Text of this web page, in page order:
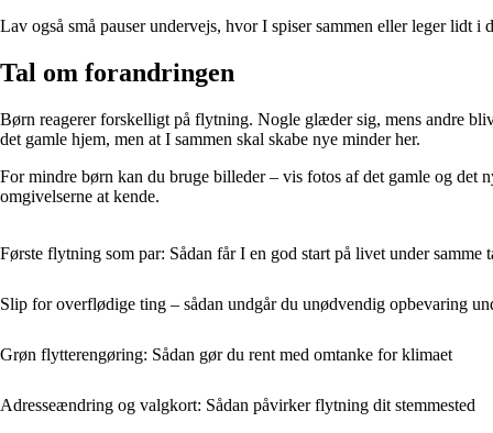
Lav også små pauser undervejs, hvor I spiser sammen eller leger
Tal om forandringen
Børn reagerer forskelligt på flytning. Nogle glæder sig, mens andre
det gamle hjem, men at I sammen skal skabe nye minder her.
For mindre børn kan du bruge billeder – vis fotos af det gamle og det
omgivelserne at kende.
Første flytning som par: Sådan får I en god start på livet under samme
Slip for overflødige ting – sådan undgår du unødvendig opbevaring
Grøn flytterengøring: Sådan gør du rent med omtanke for klimaet
Adresseændring og valgkort: Sådan påvirker flytning dit stemmested